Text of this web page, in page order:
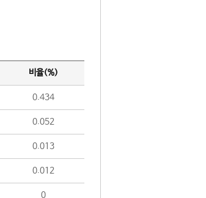
비율(%)
0.434
0.052
0.013
0.012
0